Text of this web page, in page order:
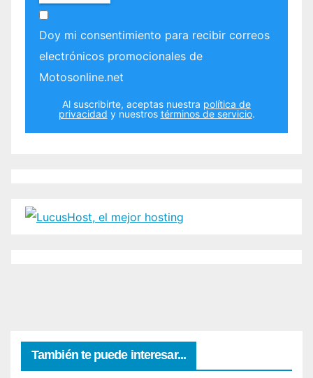
Doy mi consentimiento para recibir correos
electrónicos promocionales de
Motosonline.net
Al suscribirte, aceptas nuestra política de
privacidad y nuestros términos de servicio.
También te puede interesar...